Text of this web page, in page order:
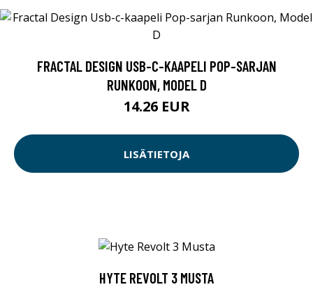
FRACTAL DESIGN USB-C-KAAPELI POP-SARJAN
RUNKOON, MODEL D
14.26 EUR
LISÄTIETOJA
HYTE REVOLT 3 MUSTA